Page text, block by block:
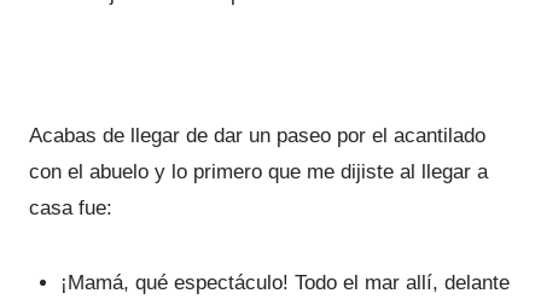
Acabas de llegar de dar un paseo por el acantilado
con el abuelo y lo primero que me dijiste al llegar a
casa fue:
¡Mamá, qué espectáculo! Todo el mar allí, delante